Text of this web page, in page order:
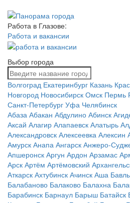
Работа в Глазове:
Работа и вакансии
Выбор города
Волгоград Екатеринбург Казань
Новгород Новосибирск Омск Пермь
Санкт-Петербург Уфа Челябинск
Абаза Абакан Абдулино Абинск
Аксай Алагир Алапаевск Алатырь
Александровск Алексеевка Алексин
Амурск Анапа Ангарск Анжеро-
Апшеронск Аргун Ардон Арзамас
Арск Артём Артёмовский
Аткарск Ахтубинск Ачинск Аша
Балабаново Балаково Балахна
Барабинск Барнаул Барыш Батайск